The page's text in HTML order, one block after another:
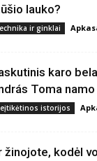
lauko?
ir ginklai
karo
Toma
istorijos
žinojote, kodėl